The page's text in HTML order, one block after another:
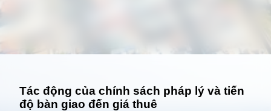
Tác động của chính sách pháp lý và tiến
độ bàn giao đến giá thuê